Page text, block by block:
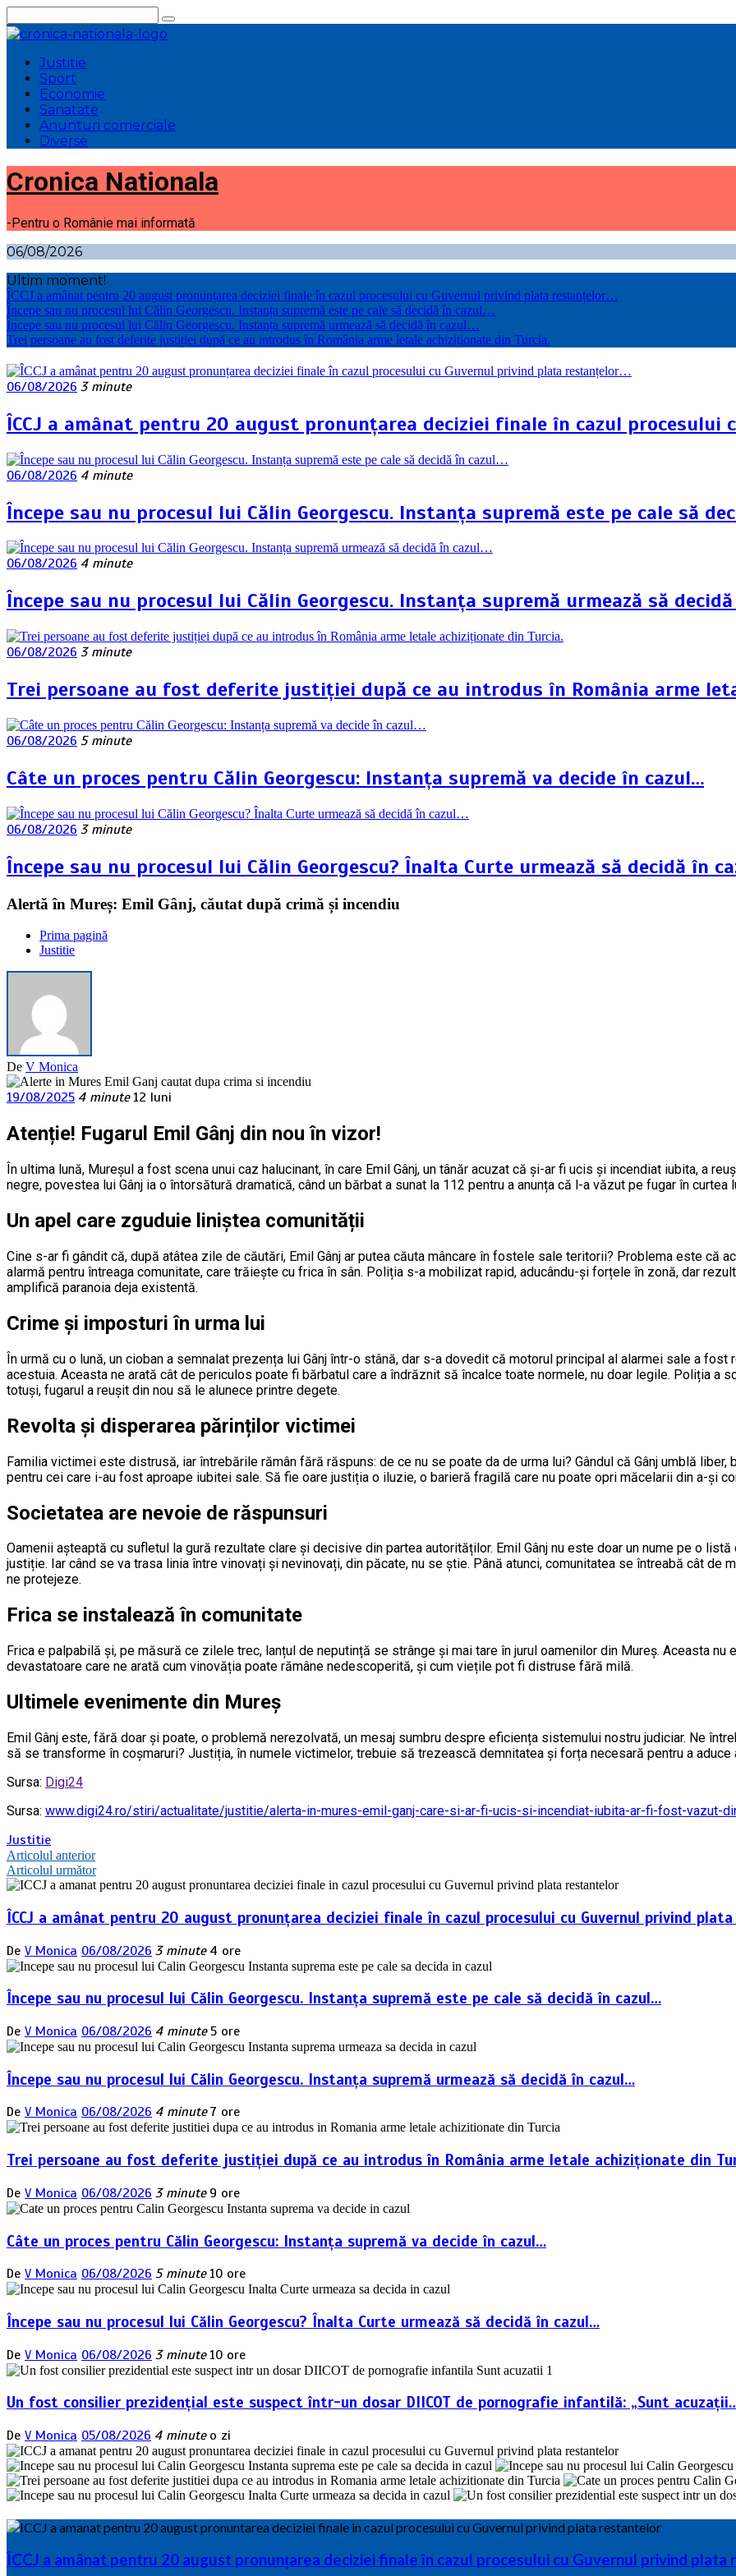
la
conținut
Justitie
Sport
Economie
Sanatate
Anunturi comerciale
Diverse
Cronica Nationala
-Pentru o Românie mai informată
06/08/2026
Ultim moment!
ÎCCJ a amânat pentru 20 august pronunțarea deciziei finale în cazul procesului cu Guvernul privind plata restanțelor…
Începe sau nu procesul lui Călin Georgescu. Instanța supremă este pe cale să decidă în cazul…
Începe sau nu procesul lui Călin Georgescu. Instanța supremă urmează să decidă în cazul…
Trei persoane au fost deferite justiției după ce au introdus în România arme letale achiziționate din Turcia.
06/08/2026 3 minute
ÎCCJ a amânat pentru 20 august pronunțarea deciziei finale în cazul
06/08/2026 4 minute
Începe sau nu procesul lui Călin Georgescu. Instanța supremă este pe cale să
06/08/2026 4 minute
Începe sau nu procesul lui Călin Georgescu. Instanța supremă urmează să
06/08/2026 3 minute
Trei persoane au fost deferite justiției după ce au introdus în România arme
06/08/2026 5 minute
Câte un proces pentru Călin Georgescu: Instanța supremă va decide în cazul…
06/08/2026 3 minute
Începe sau nu procesul lui Călin Georgescu? Înalta Curte urmează să decidă în
Alertă în Mureș: Emil Gânj, căutat după crimă și incendiu
Prima pagină
Justitie
De V Monica
19/08/2025 4 minute 12 luni
Atenție! Fugarul Emil Gânj din nou în vizor!
În ultima lună, Mureșul a fost scena unui caz halucinant, în care Emil Gânj, un tânăr acuzat că și-ar fi ucis și incendiat iubita, a
negre, povestea lui Gânj ia o întorsătură dramatică, când un bărbat a sunat la 112 pentru a anunța că l-a văzut pe fugar în curtea
Un apel care zguduie liniștea comunității
Cine s-ar fi gândit că, după atâtea zile de căutări, Emil Gânj ar putea căuta mâncare în fostele sale teritorii? Problema este că
alarmă pentru întreaga comunitate, care trăiește cu frica în sân. Poliția s-a mobilizat rapid, aducându-și forțele în zonă, dar
amplifică paranoia deja existentă.
Crime și imposturi în urma lui
În urmă cu o lună, un cioban a semnalat prezența lui Gânj într-o stână, dar s-a dovedit că motorul principal al alarmei sale a
acestuia. Aceasta ne arată cât de periculos poate fi bărbatul care a îndrăznit să încalce toate normele, nu doar legile. Poliția a
totuși, fugarul a reușit din nou să le alunece printre degete.
Revolta și disperarea părinților victimei
Familia victimei este distrusă, iar întrebările rămân fără răspuns: de ce nu se poate da de urma lui? Gândul că Gânj umblă
pentru cei care i-au fost aproape iubitei sale. Să fie oare justiția o iluzie, o barieră fragilă care nu poate opri măcelarii din a-și
Societatea are nevoie de răspunsuri
Oamenii așteaptă cu sufletul la gură rezultate clare și decisive din partea autorităților. Emil Gânj nu este doar un nume pe o
justiție. Iar când se va trasa linia între vinovați și nevinovați, din păcate, nu se știe. Până atunci, comunitatea se întreabă cât
ne protejeze.
Frica se instalează în comunitate
Frica e palpabilă și, pe măsură ce zilele trec, lanțul de neputință se strânge și mai tare în jurul oamenilor din Mureș. Aceasta
devastatoare care ne arată cum vinovăția poate rămâne nedescoperită, și cum viețile pot fi distruse fără milă.
Ultimele evenimente din Mureș
Emil Gânj este, fără doar și poate, o problemă nerezolvată, un mesaj sumbru despre eficiența sistemului nostru judiciar. Ne
să se transforme în coșmaruri? Justiția, în numele victimelor, trebuie să trezească demnitatea și forța necesară pentru a
Sursa: Digi24
Sursa: www.digi24.ro/stiri/actualitate/justitie/alerta-in-mures-emil-ganj-care-si-ar-fi-ucis-si-incendiat-iubita-ar-fi-fost-vazut-
Justitie
Navigare
în
Articolul anterior
Articolul următor
ÎCCJ a amânat pentru 20 august pronunțarea deciziei finale în cazul procesului cu Guvernul privind
De V Monica 06/08/2026 3 minute 4 ore
Începe sau nu procesul lui Călin Georgescu. Instanța supremă este pe cale să decidă în cazul…
De V Monica 06/08/2026 4 minute 5 ore
Începe sau nu procesul lui Călin Georgescu. Instanța supremă urmează să decidă în cazul…
De V Monica 06/08/2026 4 minute 7 ore
Trei persoane au fost deferite justiției după ce au introdus în România arme letale achiziționate din
De V Monica 06/08/2026 3 minute 9 ore
Câte un proces pentru Călin Georgescu: Instanța supremă va decide în cazul…
De V Monica 06/08/2026 5 minute 10 ore
Începe sau nu procesul lui Călin Georgescu? Înalta Curte urmează să decidă în cazul…
De V Monica 06/08/2026 3 minute 10 ore
Un fost consilier prezidențial este suspect într-un dosar DIICOT de pornografie infantilă: „Sunt
De V Monica 05/08/2026 4 minute o zi
ÎCCJ a amânat pentru 20 august pronunțarea deciziei finale în cazul procesului cu Guvernul privind